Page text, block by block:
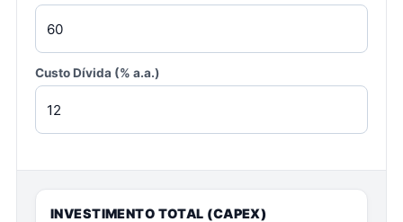
Custo Dívida (% a.a.)
INVESTIMENTO TOTAL (CAPEX)